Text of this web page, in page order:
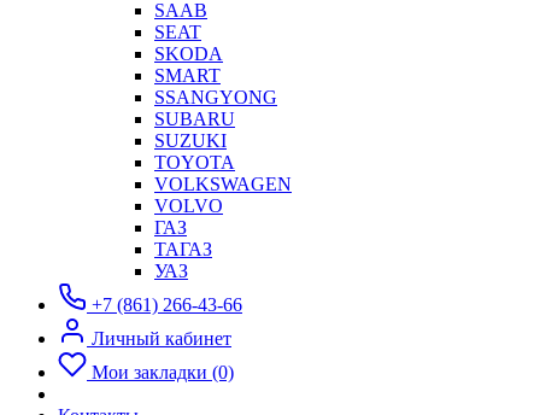
SAAB
SEAT
SKODA
SMART
SSANGYONG
SUBARU
SUZUKI
TOYOTA
VOLKSWAGEN
VOLVO
ГАЗ
ТАГАЗ
УАЗ
+7 (861) 266-43-66
Личный кабинет
Мои закладки (0)